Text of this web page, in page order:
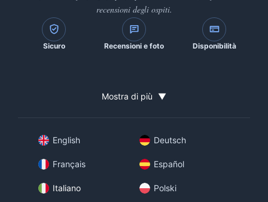
recensioni degli ospiti.
Sicuro Recensioni e foto Disponibilità
Mostra di più ▼
English Deutsch
Français Español
Italiano Polski